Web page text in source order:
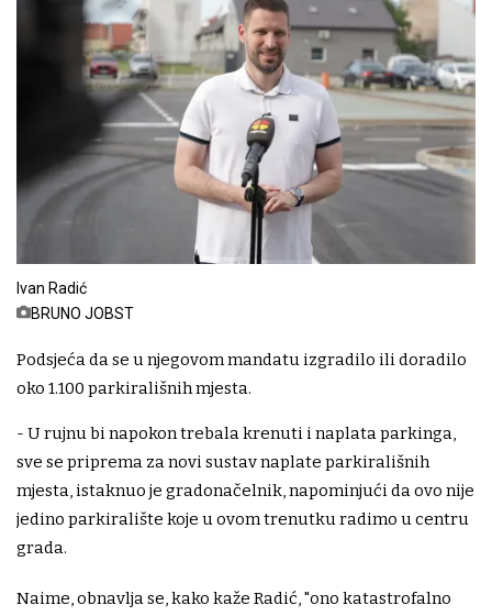
Ivan Radić
BRUNO JOBST
Podsjeća da se u njegovom mandatu izgradilo ili doradilo
oko 1.100 parkirališnih mjesta.
- U rujnu bi napokon trebala krenuti i naplata parkinga,
sve se priprema za novi sustav naplate parkirališnih
mjesta, istaknuo je gradonačelnik, napominjući da ovo nije
jedino parkiralište koje u ovom trenutku radimo u centru
grada.
Naime, obnavlja se, kako kaže Radić, "ono katastrofalno